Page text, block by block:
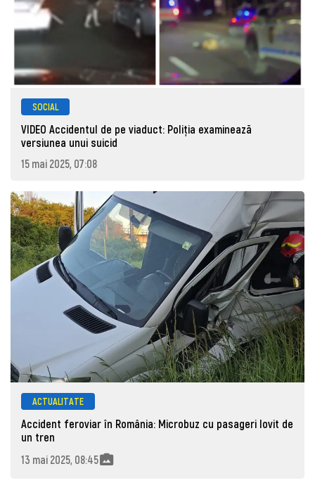
SOCIAL
VIDEO Accidentul de pe viaduct: Poliția examinează
versiunea unui suicid
15 mai 2025, 07:08
ACTUALITATE
Accident feroviar în România: Microbuz cu pasageri lovit de
un tren
13 mai 2025, 08:45